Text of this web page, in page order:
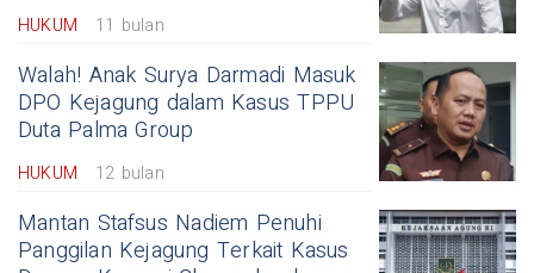
HUKUM 11 bulan
Walah! Anak Surya Darmadi Masuk
DPO Kejagung dalam Kasus TPPU
Duta Palma Group
HUKUM 12 bulan
Mantan Stafsus Nadiem Penuhi
Panggilan Kejagung Terkait Kasus